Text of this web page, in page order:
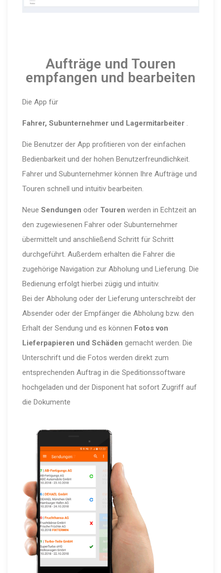
Aufträge und Touren
empfangen und bearbeiten
Die App für
Fahrer, Subunternehmer und Lagermitarbeiter.
Die Benutzer der App profitieren von der einfachen
Bedienbarkeit und der hohen Benutzerfreundlichkeit.
Fahrer und Subunternehmer können Ihre Aufträge und
Touren schnell und intuitiv bearbeiten.
Neue Sendungen oder Touren werden in Echtzeit an
den zugewiesenen Fahrer oder Subunternehmer
übermittelt und anschließend Schritt für Schritt
durchgeführt. Außerdem erhalten die Fahrer die
zugehörige Navigation zur Abholung und Lieferung. Die
Bedienung erfolgt hierbei zügig und intuitiv.
Bei der Abholung oder der Lieferung unterschreibt der
Absender oder der Empfänger die Abholung bzw. den
Erhalt der Sendung und es können Fotos von
Lieferpapieren und Schäden gemacht werden. Die
Unterschrift und die Fotos werden direkt zum
entsprechenden Auftrag in die Speditionssoftware
hochgeladen und der Disponent hat sofort Zugriff auf
die Dokumente